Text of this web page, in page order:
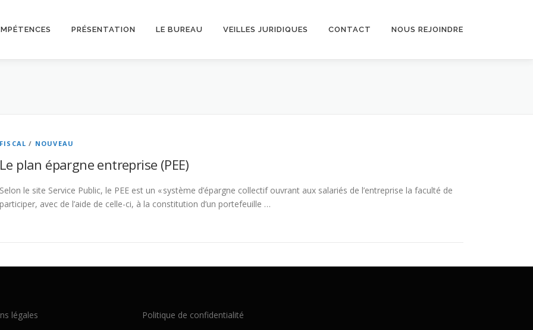
PRÉSENTATION LE BUREAU VEILLES JURIDIQUES CONTACT NOUS REJOINDRE
FISCAL / NOUVEAU
Le plan épargne entreprise (PEE)
Selon le site Service Public, le PEE est un « système d’épargne collectif ouvrant aux salariés de l’entreprise la faculté de
participer, avec de l’aide de celle-ci, à la constitution d’un portefeuille …
légales Politique de confidentialité